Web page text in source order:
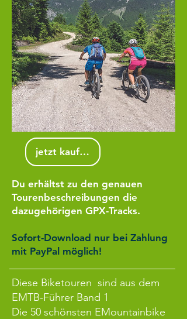
jetzt kaufen
Du erhältst zu den genauen
Tourenbeschreibungen die
dazugehörigen GPX-Tracks.
Sofort-Download nur bei Zahlung
mit PayPal möglich!
Diese Biketouren sind aus dem
EMTB-Führer Band 1
Die 50 schönsten EMountainbike